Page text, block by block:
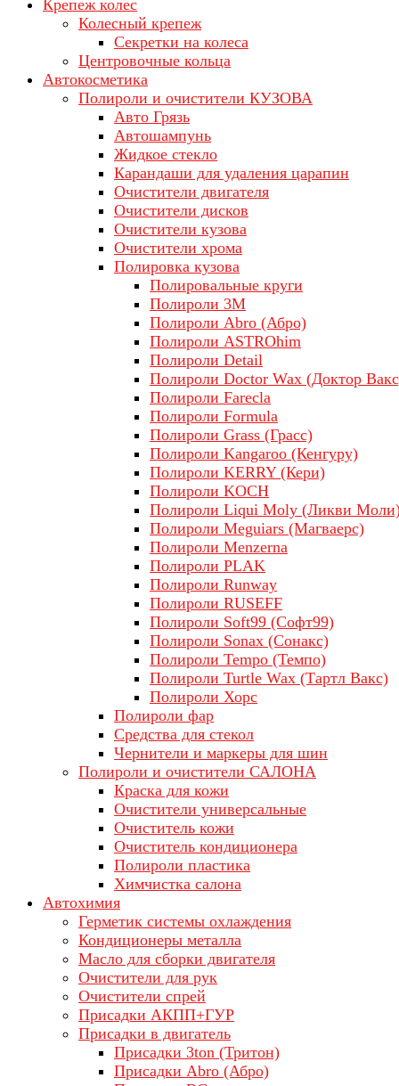
Крепеж колес
Колесный крепеж
Секретки на колеса
Центровочные кольца
Автокосметика
Полироли и очистители КУЗОВА
Авто Грязь
Автошампунь
Жидкое стекло
Карандаши для удаления царапин
Очистители двигателя
Очистители дисков
Очистители кузова
Очистители хрома
Полировка кузова
Полировальные круги
Полироли 3М
Полироли Abro (Абро)
Полироли ASTROhim
Полироли Detail
Полироли Doctor Wax (Доктор
Полироли Farecla
Полироли Formula
Полироли Grass (Грасс)
Полироли Kangaroo (Кенгуру)
Полироли KERRY (Кери)
Полироли KOCH
Полироли Liqui Moly (Ликви
Полироли Meguiars (Магваерс)
Полироли Menzerna
Полироли PLAK
Полироли Runway
Полироли RUSEFF
Полироли Soft99 (Софт99)
Полироли Sonax (Сонакс)
Полироли Tempo (Темпо)
Полироли Turtle Wax (Тартл Вакс)
Полироли Хорс
Полироли фар
Средства для стекол
Чернители и маркеры для шин
Полироли и очистители САЛОНА
Краска для кожи
Очистители универсальные
Очиститель кожи
Очиститель кондиционера
Полироли пластика
Химчистка салона
Автохимия
Герметик системы охлаждения
Кондиционеры металла
Масло для сборки двигателя
Очистители для рук
Очистители спрей
Присадки АКПП+ГУР
Присадки в двигатель
Присадки 3ton (Тритон)
Присадки Abro (Абро)